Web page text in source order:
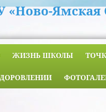
«Ново-
ЖИЗНЬ ШКОЛЫ